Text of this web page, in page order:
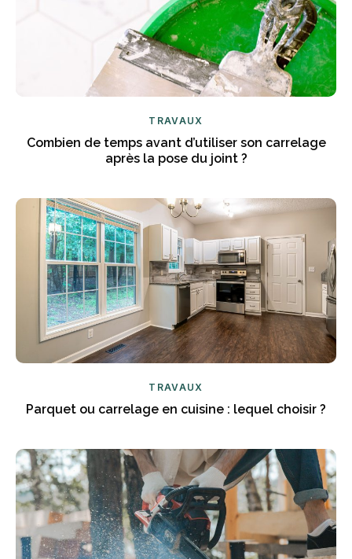
TRAVAUX
Combien de temps avant d’utiliser son carrelage
après la pose du joint ?
TRAVAUX
Parquet ou carrelage en cuisine : lequel choisir ?